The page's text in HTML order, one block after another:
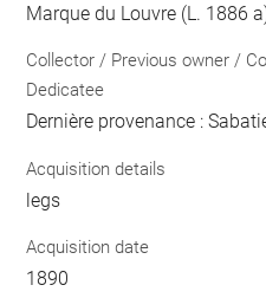
Marque du Louvre (L. 1886
Collector / Previous owner /
Dedicatee
Dernière provenance :
Acquisition details
legs
Acquisition date
1890